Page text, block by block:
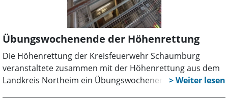
Übungswochenende der Höhenrettung
Die Höhenrettung der Kreisfeuerwehr Schaumburg
veranstaltete zusammen mit der Höhenrettung aus dem
Landkreis Northeim ein Übungswochenende. An einem